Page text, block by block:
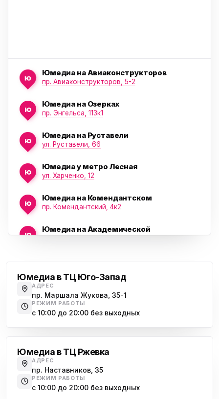
ю
Юмедиа на Авиаконструкторов
пр. Авиаконструкторов, 5-2
ю
Юмедиа на Озерках
пр. Энгельса, 113к1
ю
Юмедиа на Руставели
ул. Руставели, 66
ю
Юмедиа у метро Лесная
ул. Харченко, 12
ю
Юмедиа на Комендантском
пр. Комендантский, 4к2
ю
Юмедиа на Академической
Юмедиа на Наставников
пр. Наставников 35
ю
Юмедиа в ТК Юго-Запад
пр. Маршала Жукова, 35-1
Юмедиа на Космонавтов
пр. Космонавтов, 38к4
Юмедиа в ТЦ Юго-Запад
АДРЕС
пр. Маршала Жукова, 35-1
РЕЖИМ РАБОТЫ
с 10:00 до 20:00 без выходных
Юмедиа в ТЦ Ржевка
АДРЕС
пр. Наставников, 35
РЕЖИМ РАБОТЫ
с 10:00 до 20:00 без выходных